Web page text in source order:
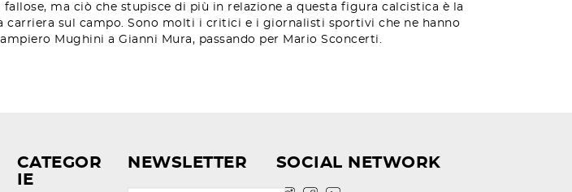
ma ciò che stupisce di più in relazione a questa figura calcistica è la
sul campo. Sono molti i critici e i giornalisti sportivi che ne hanno
Mughini a Gianni Mura, passando per Mario Sconcerti.
CATEGOR
IE
NEWSLETTER SOCIAL NETWORK